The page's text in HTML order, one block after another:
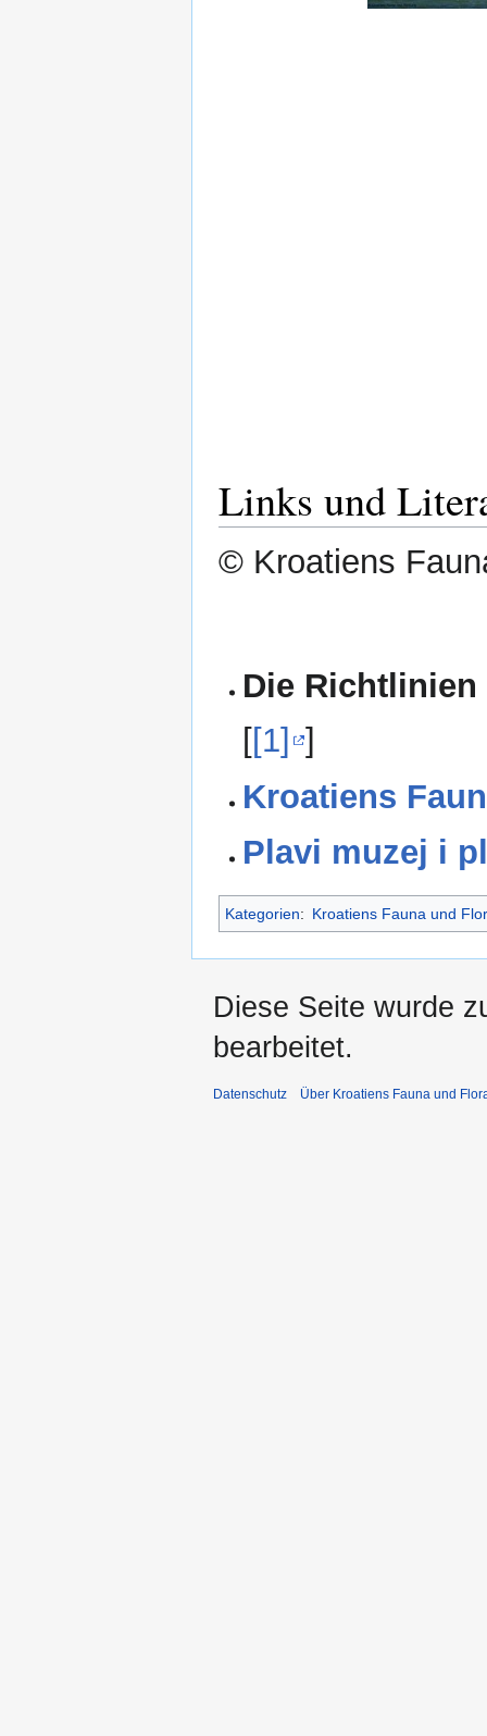
Links und
© Kroatiens
Die
[[1] ]
Kroatiens
Plavi muzej i
Kategorien: Kroatiens Fauna und
Diese Seite wurde
bearbeitet.
Datenschutz Über Kroatiens Fauna und